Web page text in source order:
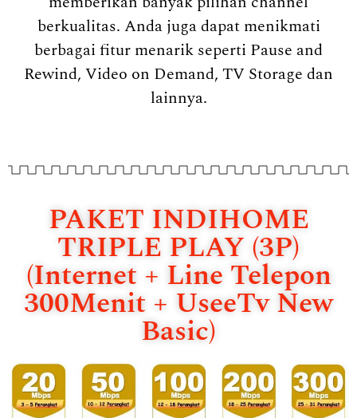
berkualitas. Anda juga dapat menikmati
berbagai fitur menarik seperti Pause and
Rewind, Video on Demand, TV Storage dan
lainnya.
PAKET INDIHOME
TRIPLE PLAY (3P)
(Internet + Line Telepon
300Menit + UseeTv New
Basic)